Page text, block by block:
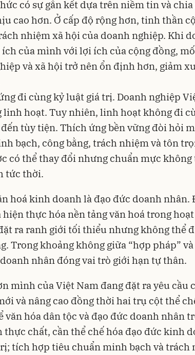
có sự gắn kết dựa trên niềm tin và chia
cao hơn. Ở cấp độ rộng hơn, tinh thần
nhiệm xã hội của doanh nghiệp. Khi
của mình với lợi ích của cộng đồng,
và xã hội trở nên ổn định hơn, giảm
đi cùng kỷ luật giá trị. Doanh nghiệp
linh hoạt. Tuy nhiên, linh hoạt không đi
tùy tiện. Thích ứng bền vững đòi hỏi
bạch, công bằng, trách nhiệm và tôn
có thể thay đổi nhưng chuẩn mực không
tức thời.
hoá kinh doanh là đạo đức doanh nhân.
thực hóa nền tảng văn hoá trong
ra ranh giới tối thiểu nhưng không thể
Trong khoảng không giữa “hợp pháp”
nhân đóng vai trò giới hạn tự thân.
mình của Việt Nam đang đặt ra yêu cầu
và nâng cao đồng thời hai trụ cột thể
văn hóa dân tộc và đạo đức doanh nhân
thực chất, cần thể chế hóa đạo đức kinh
tích hợp tiêu chuẩn minh bạch và trách